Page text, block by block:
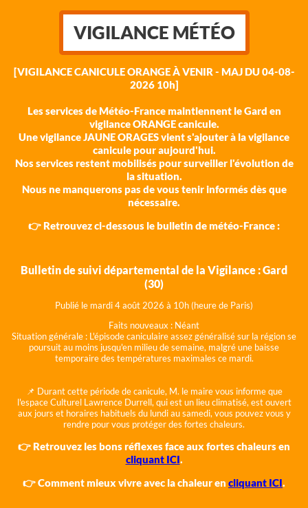
VIGILANCE MÉTÉO
[VIGILANCE CANICULE ORANGE À VENIR - MAJ DU 04-08-
2026 10h]
Les services de Météo-France maintiennent le Gard en
vigilance ORANGE canicule.
Une vigilance JAUNE ORAGES vient s'ajouter à la vigilance
canicule pour aujourd'hui.
Nos services restent mobilisés pour surveiller l'évolution de
la situation.
Nous ne manquerons pas de vous tenir informés dès que
nécessaire.
👉 Retrouvez ci-dessous le bulletin de météo-France :
Bulletin de suivi départemental de la Vigilance : Gard
(30)
Publié le mardi 4 août 2026 à 10h (heure de Paris)
Faits nouveaux : Néant
Situation générale : L'épisode caniculaire assez généralisé sur la région se
poursuit au moins jusqu'en milieu de semaine, malgré une baisse
temporaire des températures maximales ce mardi.
📌 Durant cette période de canicule, M. le maire vous informe que
l'espace Culturel Lawrence Durrell, qui est un lieu climatisé, est ouvert
aux jours et horaires habituels du lundi au samedi, vous pouvez vous y
rendre pour vous protéger des fortes chaleurs.
👉 Retrouvez les bons réflexes face aux fortes chaleurs en
cliquant ICI.
👉 Comment mieux vivre avec la chaleur en cliquant ICI.